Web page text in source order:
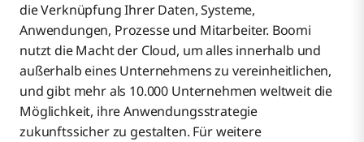
die Verknüpfung Ihrer Daten, Systeme,
Anwendungen, Prozesse und Mitarbeiter. Boomi
nutzt die Macht der Cloud, um alles innerhalb und
außerhalb eines Unternehmens zu vereinheitlichen,
und gibt mehr als 10.000 Unternehmen weltweit die
Möglichkeit, ihre Anwendungsstrategie
zukunftssicher zu gestalten. Für weitere